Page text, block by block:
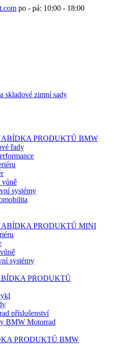
po - pá: 10:00 - 18:00
skladové zimní sady
PRODUKTŮ BMW
řady
vůně
systémy
PRODUKTŮ MINI
systémy
PRODUKTŮ
příslušenství
BMW Motorrad
PRODUKTŮ BMW